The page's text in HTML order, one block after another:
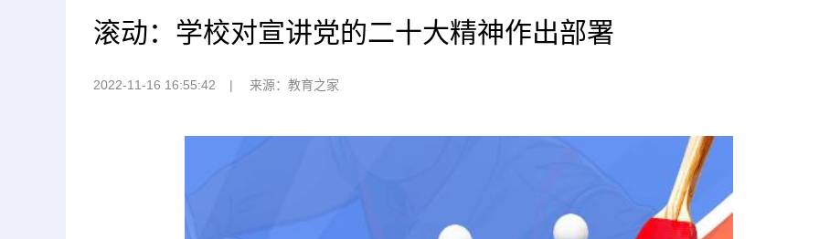
滚动：学校对宣讲党的二十大精神作出部署
2022-11-16 16:55:42 来源：教育之家